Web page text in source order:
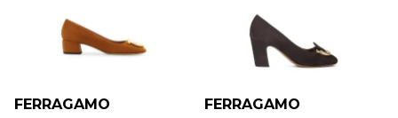
FERRAGAMO FERRAGAMO